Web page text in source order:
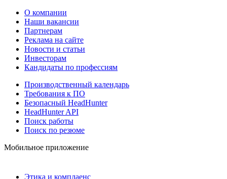
О компании
Наши вакансии
Партнерам
Реклама на сайте
Новости и статьи
Инвесторам
Кандидаты по профессиям
Производственный календарь
Требования к ПО
Безопасный HeadHunter
HeadHunter API
Поиск работы
Поиск по резюме
Мобильное приложение
Этика и комплаенс